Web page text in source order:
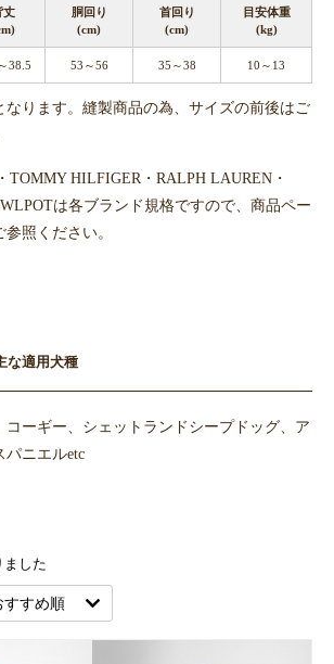
丈
胴回り
(cm)
首回り
(cm)
目安体重
(kg)
38.5 53～56 35～38 10～13
なります。縫製商品の為、サイズの前後はご
TOMMY HILFIGER・RALPH LAUREN・
は各ブランド規格ですので、商品ペー
照ください。
な適用犬種
コーギー、シェットランドシープドッグ、ア
ニエルetc
ました